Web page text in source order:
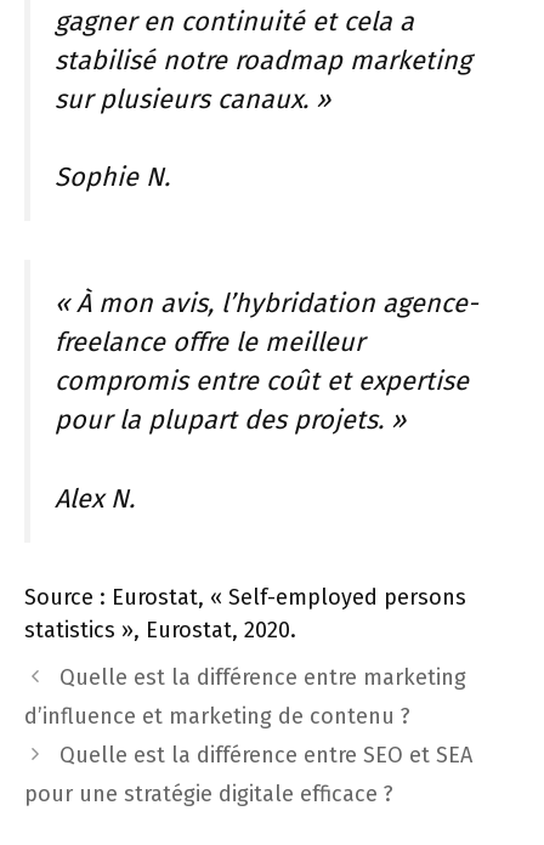
gagner en continuité et cela a
stabilisé notre roadmap marketing
sur plusieurs canaux. »
Sophie N.
« À mon avis, l’hybridation agence-
freelance offre le meilleur
compromis entre coût et expertise
pour la plupart des projets. »
Alex N.
Source : Eurostat, « Self-employed persons
statistics », Eurostat, 2020.
Quelle est la différence entre marketing
d’influence et marketing de contenu ?
Quelle est la différence entre SEO et SEA
pour une stratégie digitale efficace ?